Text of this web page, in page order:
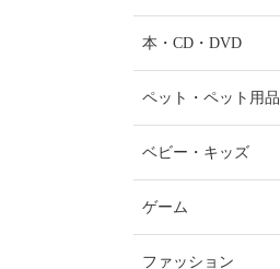
本・CD・DVD
ペット・ペット用品
ベビー・キッズ
ゲーム
ファッション